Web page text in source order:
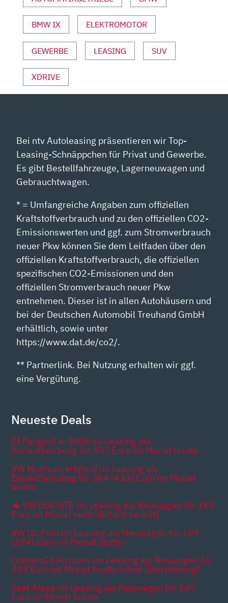
YOUTUBE
ANZEIGEN
BMW IX ELEKTROMOTOR
GEWERBE LEASING SUV
XDRIVE
Bei ntv Autoleasing präsentieren wir Top-
Leasing-Schnäppchen für Privat und Gewerbe.
Es gibt Bestellfahrzeuge, Lagerneuwagen und
Gebrauchtwagen.
* = Umfangreiche Angaben zum offiziellen
Kraftstoffverbrauch und zu den offiziellen CO2-
Emissionswerten und ggf. zum Stromverbrauch
neuer Pkw können Sie dem Leitfaden über den
offiziellen Kraftstoffverbrauch, die offiziellen
spezifischen CO2-Emissionen und den
offiziellen Stromverbrauch neuer Pkw
entnehmen. Dieser ist in allen Autohäusern und
bei der Deutschen Automobil Treuhand GmbH
erhältlich, sowie unter
https://www.dat.de/co2/.
** Partnerlink. Bei Nutzung erhalten wir ggf.
eine Vergütung.
Neueste Deals
💥 Peugeot e-5008 im Leasing als
Vorlauffahrzeug für 403 Euro im Monat brutto
VW Multivan eHybrid im Leasing als
Bestellfahrzeug für 364 [433] Euro im Monat
brutto
🔥 VW Golf GTE im Leasing als Newuagen für 185
Euro im Monat netto [8-fach bereift]
VW ID. Polo im Leasing als Neuwagen für 169
(294) Euro im Monat brutto
Citroën C3 Aircross im Leasing als Neuwagen für
203 Euro im Monat brutto [ohne Überführung]
Seat Ateca im Leasing als Neuwagen für 189
Euro im Monat brutto